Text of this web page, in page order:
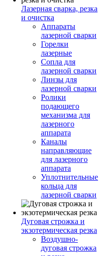
Лазерная сварка, резка
и очистка
Аппараты
лазерной сварки
Горелки
лазерные
Сопла для
лазерной сварки
Линзы для
лазерной сварки
Ролики
подающего
механизма для
лазерного
аппарата
Каналы
направляющие
для лазерного
аппарата
Уплотнительные
кольца для
лазерной сварки
Дуговая строжка и
экзотермическая резка
Воздушно-
дуговая строжка